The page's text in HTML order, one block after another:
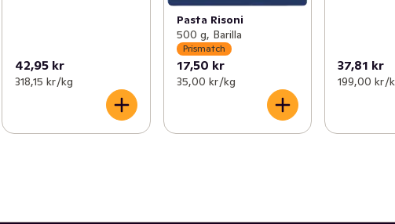
42,95 kr
318,15 kr /kg
Pasta Risoni
500 g, Barilla
Prismatch
17,50 kr
35,00 kr /kg
37,81 kr
199,00 kr /